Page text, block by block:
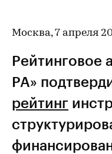
Москва, 7 апреля
Рейтинговое
РА»
рейтинг